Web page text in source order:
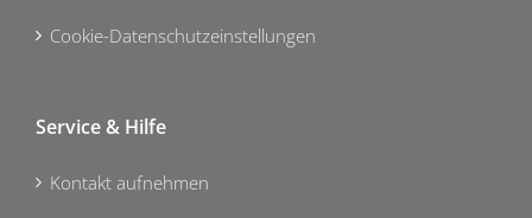
Cookie-Datenschutzeinstellungen
Service & Hilfe
Kontakt aufnehmen